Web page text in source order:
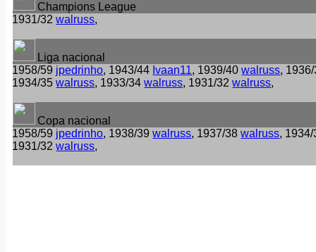
Champions League
1931/32walruss,
Liga nacional
1958/59 jpedrinho, 1943/44 Ivaan11, 1939/40walruss,
1934/35walruss, 1933/34walruss, 1931/32walruss,
Copa nacional
1958/59 jpedrinho, 1938/39walruss, 1937/38walruss,
1931/32walruss,